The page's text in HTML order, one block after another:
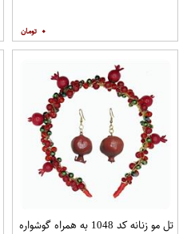
۰
تل مو زنانه کد 1048 به همراه گوشواره